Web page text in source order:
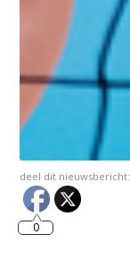
deel dit nieuwsbericht:
0